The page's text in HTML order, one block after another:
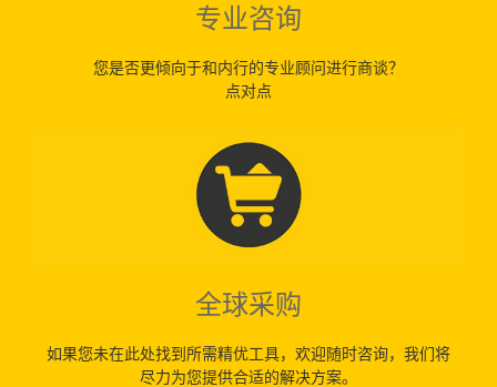
专业咨询
您是否更倾向于和内行的专业顾问进行商谈？
点对点
全球采购
如果您未在此处找到所需精优工具，欢迎随时咨询，我们将
尽力为您提供合适的解决方案。